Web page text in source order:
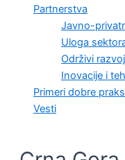
Partnerstva
Javno-
Uloga
Održivi
Inovacije i
Primeri dobre
Vesti